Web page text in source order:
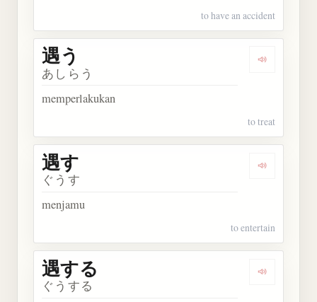
to have an accident
Dengarkan
遇う
あしらう
memperlakukan
to treat
Dengarkan
遇す
ぐうす
menjamu
to entertain
Dengarkan
遇する
ぐうする